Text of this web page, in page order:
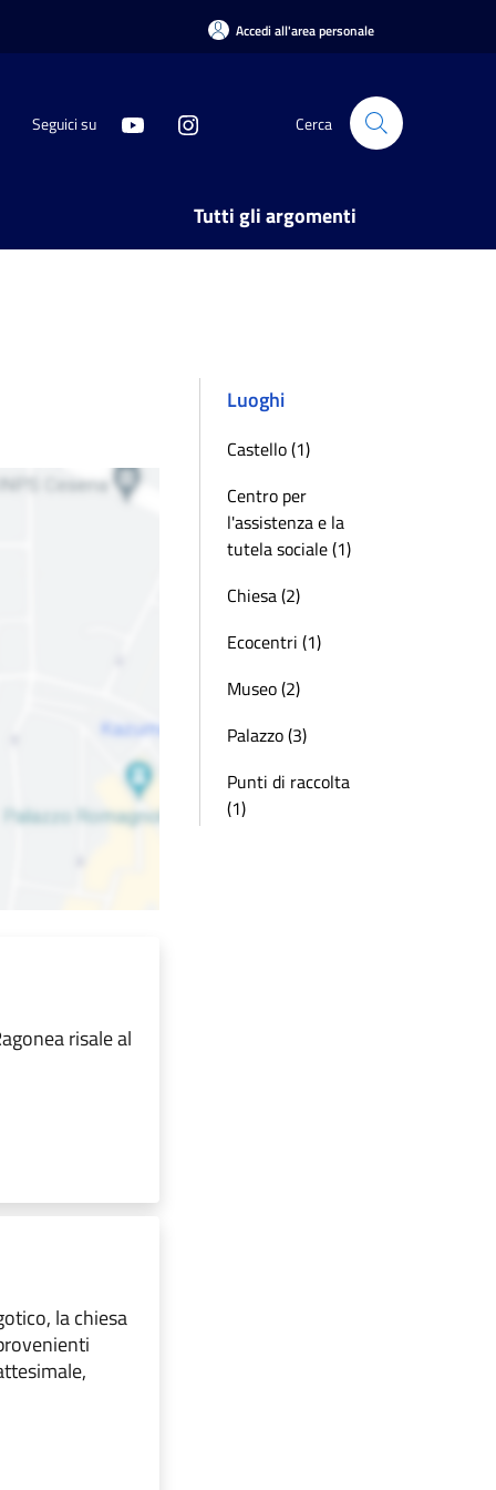
Accedi all'area personale
Seguici su Cerca
Tutti gli argomenti
risale al
la chiesa
Luoghi
Castello (1)
Centro per
l'assistenza e la
tutela sociale (1)
Chiesa (2)
Ecocentri (1)
Museo (2)
Palazzo (3)
Punti di raccolta
(1)